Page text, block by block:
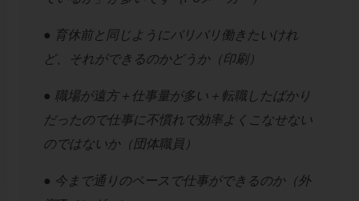
● 育休前と同じようにバリバリ働きたいけれ
ど、それができるのかどうか（印刷）
● 職場が遠方＋仕事量が多い＋転職したばかり
だったので仕事に不慣れで効率よくこなせない
のではないか（団体職員）
● 今まで通りのペースで仕事ができるのか（外